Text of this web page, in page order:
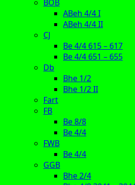
BOB
ABeh 4/4 I
ABeh 4/4 II
CJ
Be 4/4 615 – 617
Be 4/4 651 – 655
Db
Bhe 1/2
Bhe 1/2 II
Fart
FB
Be 8/8
Be 4/4
FWB
Be 4/4
GGB
Bhe 2/4